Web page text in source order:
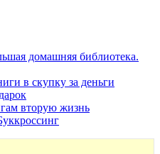
домашняя библиотека.
в скупку за деньги
вторую жизнь